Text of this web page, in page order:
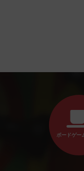
ボードゲー